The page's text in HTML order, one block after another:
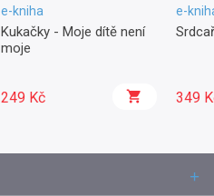
e-kniha
Kukačky - Moje dítě není
moje
249 Kč
e-
349